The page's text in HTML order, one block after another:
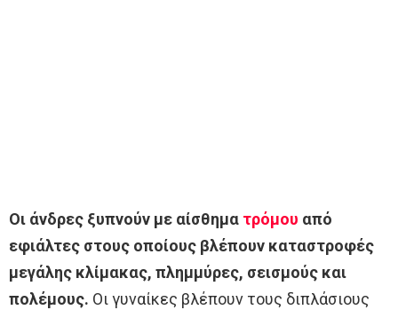
Οι άνδρες ξυπνούν με αίσθημα τρόμου από
εφιάλτες στους οποίους βλέπουν καταστροφές
μεγάλης κλίμακας, πλημμύρες, σεισμούς και
πολέμους. Οι γυναίκες βλέπουν τους διπλάσιους